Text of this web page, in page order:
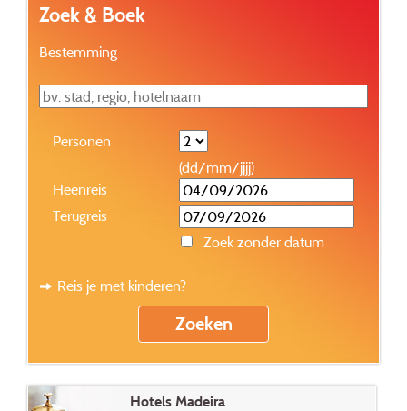
Zoek & Boek
Bestemming
Personen
(dd/mm/jjjj)
Heenreis
Terugreis
Zoek zonder datum
Reis je met kinderen?
Hotels Madeira